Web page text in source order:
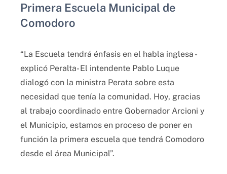
Primera Escuela Municipal de
Comodoro
“La Escuela tendrá énfasis en el habla inglesa -
explicó Peralta- El intendente Pablo Luque
dialogó con la ministra Perata sobre esta
necesidad que tenía la comunidad. Hoy, gracias
al trabajo coordinado entre Gobernador Arcioni y
el Municipio, estamos en proceso de poner en
función la primera escuela que tendrá Comodoro
desde el área Municipal”.